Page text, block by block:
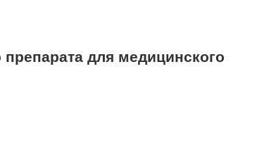
для медицинского